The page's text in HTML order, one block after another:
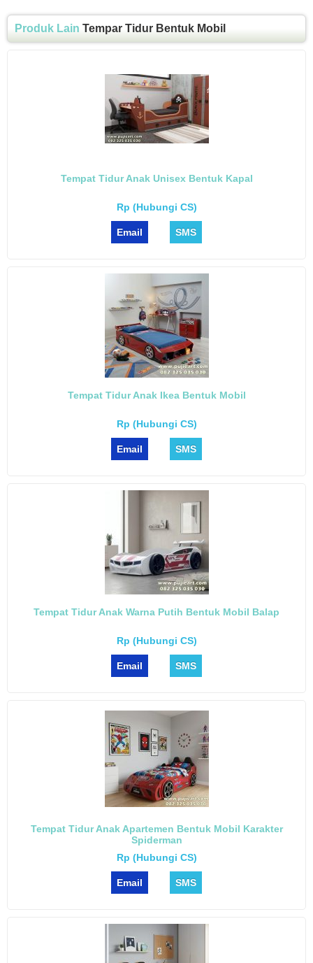
Produk Lain Tempar Tidur Bentuk Mobil
Tempat Tidur Anak Unisex Bentuk Kapal
Rp (Hubungi CS)
Email SMS
Tempat Tidur Anak Ikea Bentuk Mobil
Rp (Hubungi CS)
Email SMS
Tempat Tidur Anak Warna Putih Bentuk Mobil Balap
Rp (Hubungi CS)
Email SMS
Tempat Tidur Anak Apartemen Bentuk Mobil Karakter
Spiderman
Rp (Hubungi CS)
Email SMS